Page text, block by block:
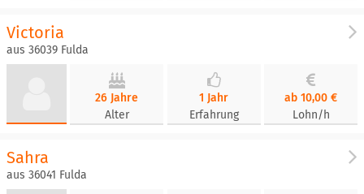
Victoria
aus 36039 Fulda
26 Jahre
Alter
1 Jahr
Erfahrung
ab 10,00 €
Lohn/h
Sahra
aus 36041 Fulda